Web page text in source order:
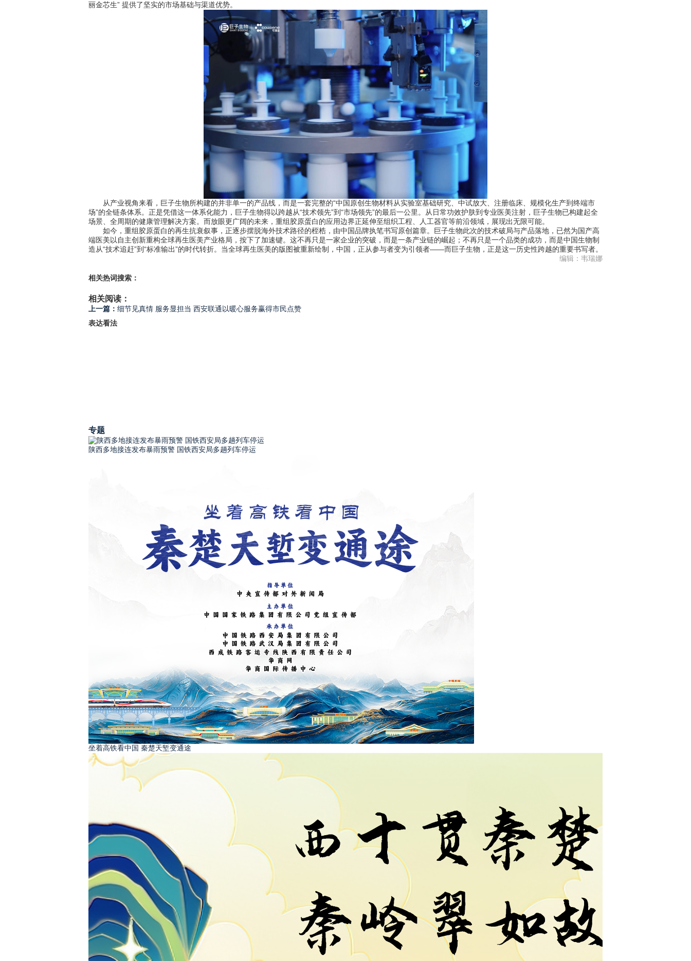
丽金芯生” 提供了坚实的市场基础与渠道优势。
从产业视角来看，巨子生物所构建的并非单一的产品线，而是一套完整的“中国原创生物材料从实验室基础研究、中试放大、注册临床、规模化生产到终端市
场”的全链条体系。正是凭借这一体系化能力，巨子生物得以跨越从“技术领先”到“市场领先”的最后一公里。从日常功效护肤到专业医美注射，巨子生物已构建起全
场景、全周期的健康管理解决方案。而放眼更广阔的未来，重组胶原蛋白的应用边界正延伸至组织工程、人工器官等前沿领域，展现出无限可能。
如今，重组胶原蛋白的再生抗衰叙事，正逐步摆脱海外技术路径的桎梏，由中国品牌执笔书写原创篇章。巨子生物此次的技术破局与产品落地，已然为国产高
端医美以自主创新重构全球再生医美产业格局，按下了加速键。这不再只是一家企业的突破，而是一条产业链的崛起；不再只是一个品类的成功，而是中国生物制
造从“技术追赶”到“标准输出”的时代转折。当全球再生医美的版图被重新绘制，中国，正从参与者变为引领者——而巨子生物，正是这一历史性跨越的重要书写者。
编辑：韦瑞娜
相关热词搜索：
相关阅读：
上一篇： 细节见真情 服务显担当 西安联通以暖心服务赢得市民点赞
表达看法
专题
陕西多地接连发布暴雨预警 国铁西安局多趟列车停运
坐着高铁看中国 秦楚天堑变通途